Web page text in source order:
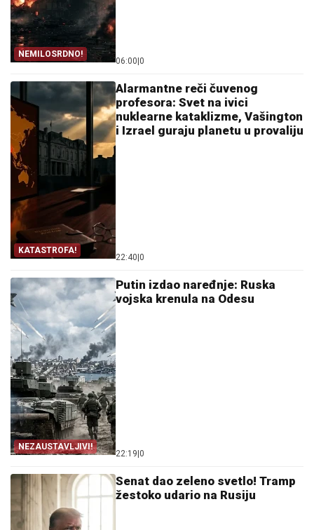
NEMILOSRDNO!
06:00 0
KATASTROFA!
Alarmantne reči čuvenog
profesora: Svet na ivici
nuklearne kataklizme, Vašington
i Izrael guraju planetu u provaliju
22:40 0
NEZAUSTAVLJIVI!
Putin izdao naređnje: Ruska
vojska krenula na Odesu
22:19 0
Senat dao zeleno svetlo! Tramp
žestoko udario na Rusiju